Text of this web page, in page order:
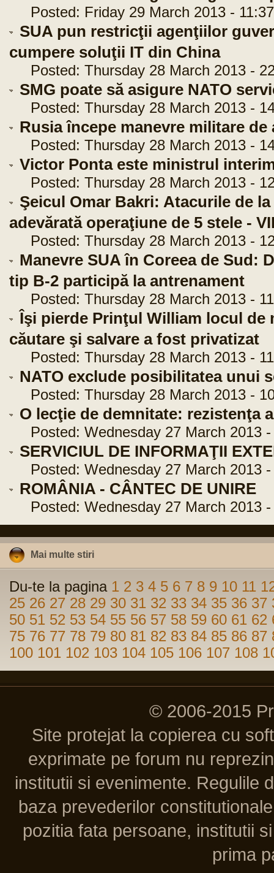
Posted: Friday 29 March 2013 -
SUA pun restricţii agenţiilor
cumpere soluţii IT din China
Posted: Thursday 28 March 2013 -
SMG poate să asigure NATO
Posted: Thursday 28 March 2013 -
Rusia începe manevre militare de
Posted: Thursday 28 March 2013 -
Victor Ponta este ministrul
Posted: Thursday 28 March 2013 -
Şeicul Omar Bakri: Atacurile de
adevărată operaţiune de 5 stele -
Posted: Thursday 28 March 2013 -
Manevre SUA în Coreea de Sud:
tip B-2 participă la antrenament
Posted: Thursday 28 March 2013 -
Îşi pierde Prinţul William locul de
căutare şi salvare a fost privatizat
Posted: Thursday 28 March 2013 -
NATO exclude posibilitatea unui
Posted: Thursday 28 March 2013 -
O lecţie de demnitate: rezistenţa
Posted: Wednesday 27 March 2013 -
SERVICIUL DE INFORMAŢII
Posted: Wednesday 27 March 2013 -
ROMÂNIA - CÂNTEC DE UNIRE
Posted: Wednesday 27 March 2013 -
Mai multe stiri
Du-te la pagina 1 2 3 4 5 6 7 8 9 10 11
25 26 27 28 29 30 31 32 33 34 35 36 37
50 51 52 53 54 55 56 57 58 59 60 61 62
75 76 77 78 79 80 81 82 83 84 85 86 87
100 101 102 103 104 105 106 107 108
© 2006-2015
Site protejat la copierea cu
exprimate pe forum nu
institutii si evenimente. Regulile
baza prevederilor
pozitia fata persoane, institutii
prima